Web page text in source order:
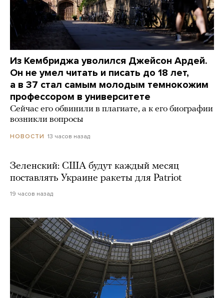
Из Кембриджа уволился Джейсон Ардей.
Он не умел читать и писать до 18 лет,
а в 37 стал самым молодым темнокожим
профессором в университете
Сейчас его обвинили в плагиате, а к его биографии
возникли вопросы
НОВОСТИ 13 часов назад
Зеленский: США будут каждый месяц
поставлять Украине ракеты для Patriot
19 часов назад